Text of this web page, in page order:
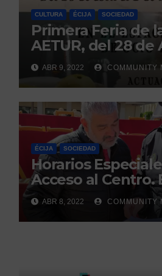
CULTURA ÉCIJA SOCIEDAD
Primera Feria de
AETUR, del 28 de
Mayo. Écija.
ABR 9, 2022 COMMUNITY
ÉCIJA SOCIEDAD
Horarios
Acceso al Centro.
ABR 8, 2022 COMMUNITY